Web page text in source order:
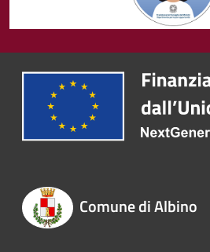
Comune di Albino